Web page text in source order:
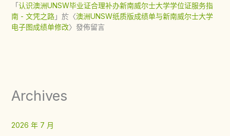
「认识澳洲UNSW毕业证合理补办新南威尔士大学学位证服务指
南 - 文凭之路」於〈澳洲UNSW纸质版成绩单与新南威尔士大学
电子图成绩单修改〉發佈留言
Archives
2026 年 7 月